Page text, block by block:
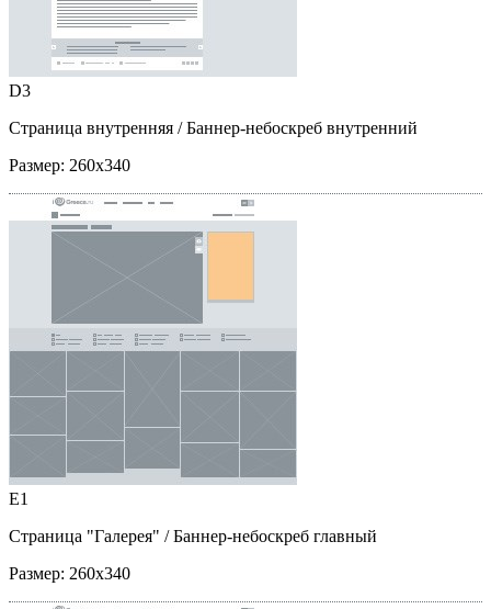
D3
Страница внутренняя / Баннер-небоскреб внутренний
Размер: 260x340
E1
Страница "Галерея" / Баннер-небоскреб главный
Размер: 260x340